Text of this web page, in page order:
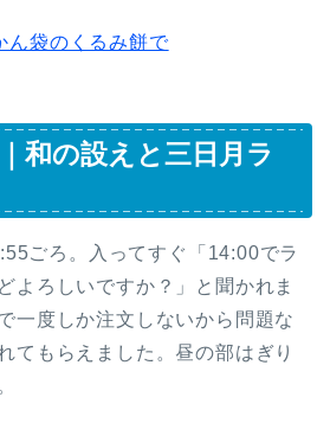
ん袋のくるみ餅で
和の設えと三日月ラ
ごろ。入ってすぐ「14:00でラ
よろしいですか？」と聞かれま
一度しか注文しないから問題な
てもらえました。昼の部はぎり